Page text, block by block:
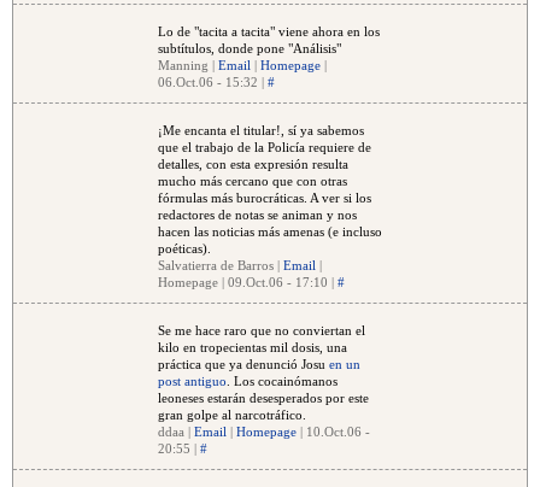
Lo de "tacita a tacita" viene ahora en los
subtítulos, donde pone "Análisis"
Manning | Email | Homepage |
06.Oct.06 - 15:32 | #
¡Me encanta el titular!, sí ya sabemos
que el trabajo de la Policía requiere de
detalles, con esta expresión resulta
mucho más cercano que con otras
fórmulas más burocráticas. A ver si los
redactores de notas se animan y nos
hacen las noticias más amenas (e incluso
poéticas).
Salvatierra de Barros | Email |
Homepage | 09.Oct.06 - 17:10 | #
Se me hace raro que no conviertan el
kilo en tropecientas mil dosis, una
práctica que ya denunció Josu en un
post antiguo . Los cocainómanos
leoneses estarán desesperados por este
gran golpe al narcotráfico.
ddaa | Email | Homepage | 10.Oct.06 -
20:55 | #